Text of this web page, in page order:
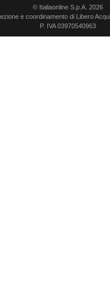
© Italiaonline S.p.A. 2026
e coordinamento di Libero
P. IVA 03970540963